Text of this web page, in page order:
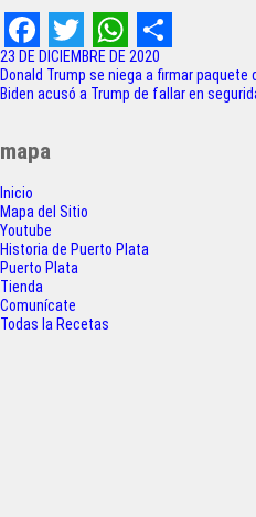
F
a
c
e
b
o
o
k
T
w
t
t
e
r
W
h
A
p
S
h
23 DE DICIEMBRE DE 2020
Navegación
de
Donald Trump se niega a firmar paquete
Biden acusó a Trump de fallar en
mapa
Inicio
Mapa del Sitio
Youtube
Historia de Puerto Plata
Puerto Plata
Tienda
Comunícate
Todas la Recetas